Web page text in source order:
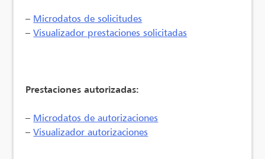
– Microdatos de solicitudes
–Visualizador prestaciones solicitadas
Prestaciones autorizadas:
– Microdatos de autorizaciones
–Visualizador autorizaciones